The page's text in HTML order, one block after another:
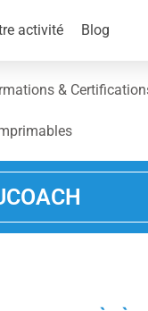
activité Blog
&